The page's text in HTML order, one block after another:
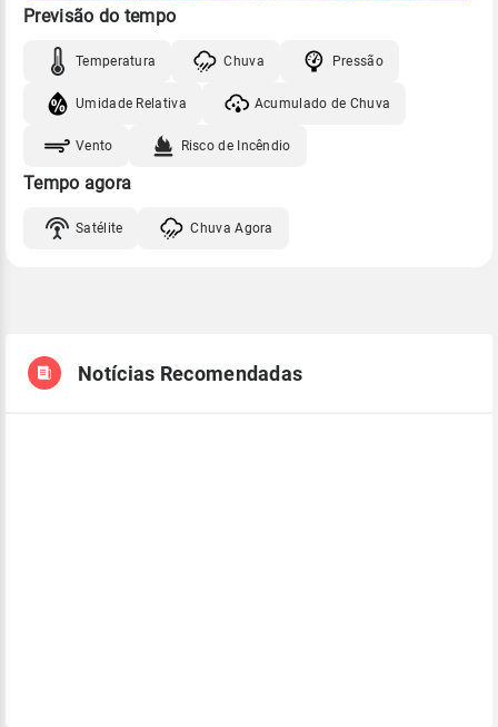
Previsão do tempo
Temperatura Chuva Pressão
Umidade Relativa Acumulado de Chuva
Vento Risco de Incêndio
Tempo agora
Satélite Chuva Agora
Notícias Recomendadas